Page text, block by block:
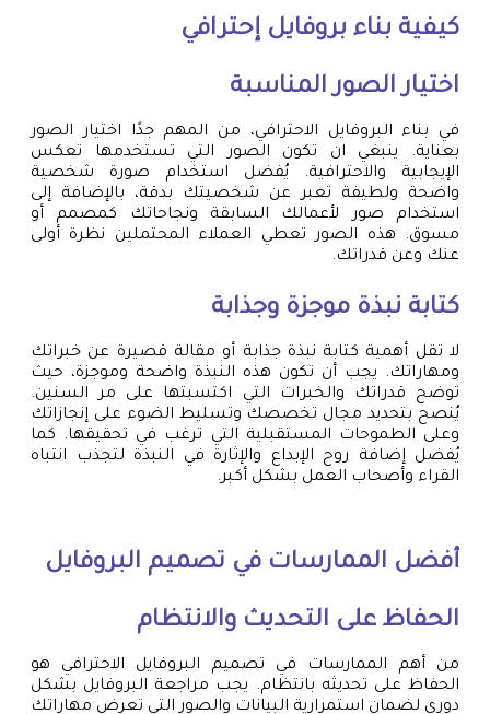
كيفية بناء بروفايل إحترافي
اختيار الصور المناسبة
في بناء البروفايل الاحترافي، من المهم جدًا اختيار الصور
بعناية. ينبغي ان تكون الصور التي تستخدمها تعكس
الإيجابية والاحترافية. يُفضل استخدام صورة شخصية
واضحة ولطيفة تعبر عن شخصيتك بدقة، بالإضافة إلى
استخدام صور لأعمالك السابقة ونجاحاتك كمصمم أو
مسوق. هذه الصور تعطي العملاء المحتملين نظرة أولى
عنك وعن قدراتك.
كتابة نبذة موجزة وجذابة
لا تقل أهمية كتابة نبذة جذابة أو مقالة قصيرة عن خبراتك
ومهاراتك. يجب أن تكون هذه النبذة واضحة وموجزة، حيث
توضح قدراتك والخبرات التي اكتسبتها على مر السنين.
يُنصح بتحديد مجال تخصصك وتسليط الضوء على إنجازاتك
وعلى الطموحات المستقبلية التي ترغب في تحقيقها. كما
يُفضل إضافة روح الإبداع والإثارة في النبذة لتجذب انتباه
القراء وأصحاب العمل بشكل أكبر.
أفضل الممارسات في تصميم البروفايل
الحفاظ على التحديث والانتظام
من أهم الممارسات في تصميم البروفايل الاحترافي هو
الحفاظ على تحديثه بانتظام. يجب مراجعة البروفايل بشكل
دوري لضمان استمرارية البيانات والصور التي تعرض مهاراتك